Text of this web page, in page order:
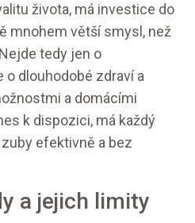
života, má investice do
mnohem větší smysl, než
tedy jen o
o dlouhodobé zdraví a
a domácími
k dispozici, má každý
efektivně a bez
a jejich limity